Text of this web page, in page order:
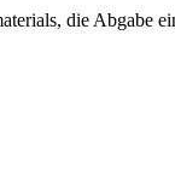
die Abgabe